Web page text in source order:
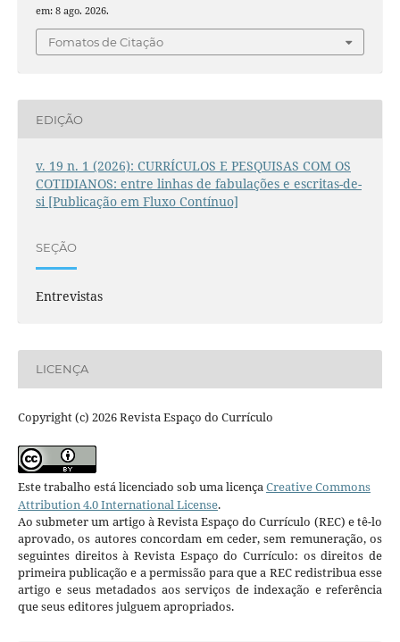
em: 8 ago. 2026.
Fomatos de Citação
EDIÇÃO
v. 19 n. 1 (2026): CURRÍCULOS E PESQUISAS COM OS
COTIDIANOS: entre linhas de fabulações e escritas-de-
si [Publicação em Fluxo Contínuo]
SEÇÃO
Entrevistas
LICENÇA
Copyright (c) 2026 Revista Espaço do Currículo
Este trabalho está licenciado sob uma licença Creative Commons
Attribution 4.0 International License.
Ao submeter um artigo à Revista Espaço do Currículo (REC) e tê-lo
aprovado, os autores concordam em ceder, sem remuneração, os
seguintes direitos à Revista Espaço do Currículo: os direitos de
primeira publicação e a permissão para que a REC redistribua esse
artigo e seus metadados aos serviços de indexação e referência
que seus editores julguem apropriados.